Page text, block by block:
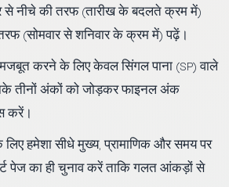
से नीचे की तरफ (तारीख के बदलते क्रम में)
(सोमवार से शनिवार के क्रम में) पढ़ें।
करने के लिए केवल सिंगल पाना (SP) वाले
तीनों अंकों को जोड़कर फाइनल अंक
करें।
हमेशा सीधे मुख्य, प्रामाणिक और समय पर
पेज का ही चुनाव करें ताकि गलत आंकड़ों से